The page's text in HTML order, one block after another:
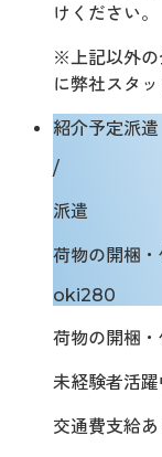
けください。
※上記以外の
に弊社スタ
紹介予定派遣
/
派遣
荷物の開梱
oki280
荷物の開梱
未経験者活躍
交通費支給あ